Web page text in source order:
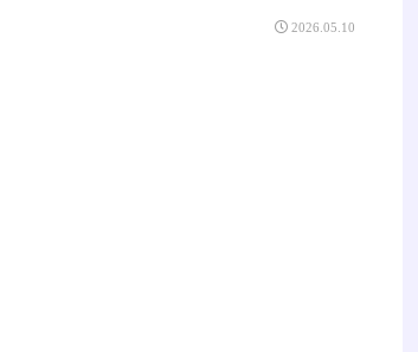
2026.05.10